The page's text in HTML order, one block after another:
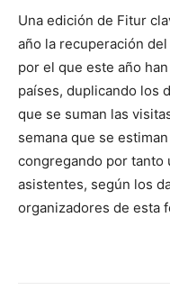
Una edición de Fitur
año la recuperación
por el que este año
países, duplicando los
que se suman las
semana que se
congregando por tanto
asistentes, según los
organizadores de esta